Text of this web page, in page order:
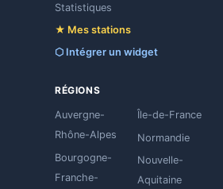
Statistiques
★ Mes stations
⬡ Intégrer un widget
RÉGIONS
Auvergne-
Rhône-Alpes
Bourgogne-
Franche-
Île-de-France
Normandie
Nouvelle-
Aquitaine